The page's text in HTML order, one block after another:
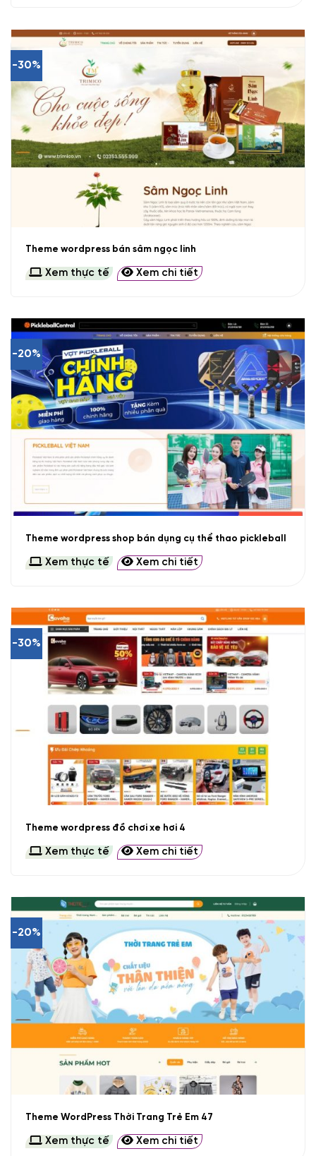
-30%
Theme wordpress bán sâm ngọc linh
Xem thực tế Xem chi tiết
-20%
Theme wordpress shop bán dụng cụ thể thao pickleball
Xem thực tế Xem chi tiết
-30%
Theme wordpress đồ chơi xe hơi 4
Xem thực tế Xem chi tiết
-20%
Theme WordPress Thời Trang Trẻ Em 47
Xem thực tế Xem chi tiết